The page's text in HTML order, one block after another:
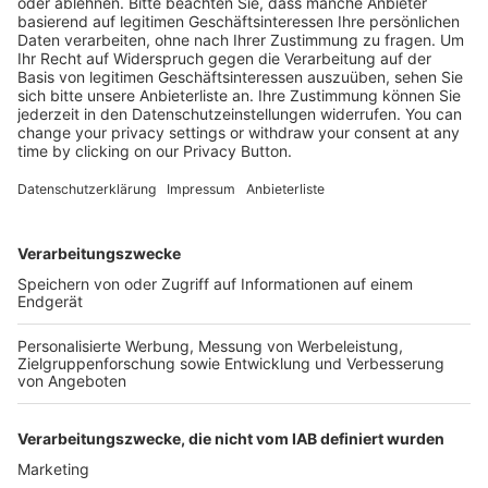
Mehr Infos
Kostenlose Rücksendung bis zu 14 Tage nach
Bestelleingang (innerhalb Deutschlands).
Versandkosten.
Der Bestellprozess ist mit Hilfe eines SSL-
SERVICE HOTLINE
SHOP SERVICE